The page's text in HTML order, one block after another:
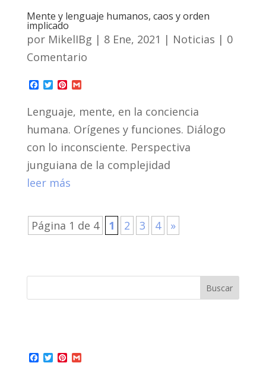
Mente y lenguaje humanos, caos y orden
implicado
por MikelIBg | 8 Ene, 2021 | Noticias | 0
Comentario
F
e
o
k
T
t
e
P
t
r
s
t
G
i
Lenguaje, mente, en la conciencia
humana. Orígenes y funciones. Diálogo
con lo inconsciente. Perspectiva
junguiana de la complejidad
leer más
Página 1 de 4 1 2 3 4 »
F T P G